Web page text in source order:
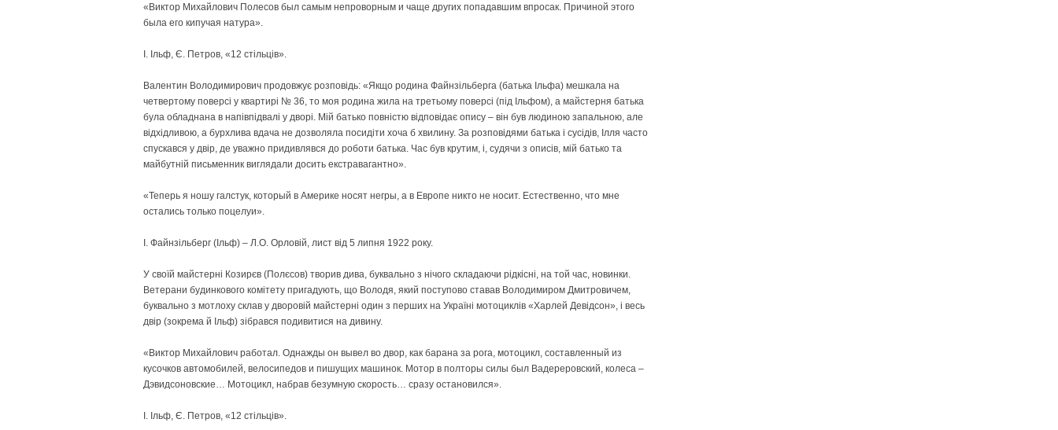
«Виктор Михайлович Полесов был самым непроворным и чаще других попадавшим впросак. Причиной этого
была его кипучая натура».
І. Ільф, Є. Петров, «12 стільців».
Валентин Володимирович продовжує розповідь: «Якщо родина Файнзільберга (батька Ільфа) мешкала на
четвертому поверсі у квартирі № 36, то моя родина жила на третьому поверсі (під Ільфом), а майстерня батька
була обладнана в напівпідвалі у дворі. Мій батько повністю відповідає опису – він був людиною запальною, але
відхідливою, а бурхлива вдача не дозволяла посидіти хоча б хвилину. За розповідями батька і сусідів, Ілля часто
спускався у двір, де уважно придивлявся до роботи батька. Час був крутим, і, судячи з описів, мій батько та
майбутній письменник виглядали досить екстравагантно».
«Теперь я ношу галстук, который в Америке носят негры, а в Европе никто не носит. Естественно, что мне
остались только поцелуи».
І. Файнзільберг (Ільф) – Л.О. Орловій, лист від 5 липня 1922 року.
У своїй майстерні Козирєв (Полєсов) творив дива, буквально з нічого складаючи рідкісні, на той час, новинки.
Ветерани будинкового комітету пригадують, що Володя, який поступово ставав Володимиром Дмитровичем,
буквально з мотлоху склав у дворовій майстерні один з перших на Україні мотоциклів «Харлей Девідсон», і весь
двір (зокрема й Ільф) зібрався подивитися на дивину.
«Виктор Михайлович работал. Однажды он вывел во двор, как барана за рога, мотоцикл, составленный из
кусочков автомобилей, велосипедов и пишущих машинок. Мотор в полторы силы был Вадереровский, колеса –
Дэвид­соновские… Мотоцикл, набрав безумную скорость… сразу остановился».
І. Ільф, Є. Петров, «12 стільців».